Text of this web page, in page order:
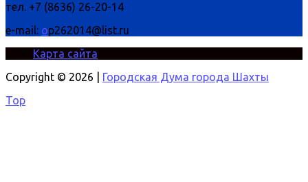
тел. +7 (8636) 26-20-14
e-mail: op262014@list.ru
Карта сайта
Copyright © 2026 |
Городская Дума города Шахты
Top